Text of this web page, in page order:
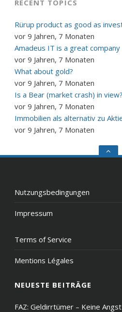
RECENT TOPICS
Rürup product as good as
vor 9 Jahren, 7 Monaten
Amadeus IT is a great company
vor 9 Jahren, 7 Monaten
What about gold?
vor 9 Jahren, 7 Monaten
Is a Bear (market crash) in view?
vor 9 Jahren, 7 Monaten
Immobilien als alternativ zu
vor 9 Jahren, 7 Monaten
Nutzungsbedingungen
Impressum
Terms of Service
Mentions Légales
NEUESTE BEITRÄGE
FAZ: Geldirrtümer – Keine